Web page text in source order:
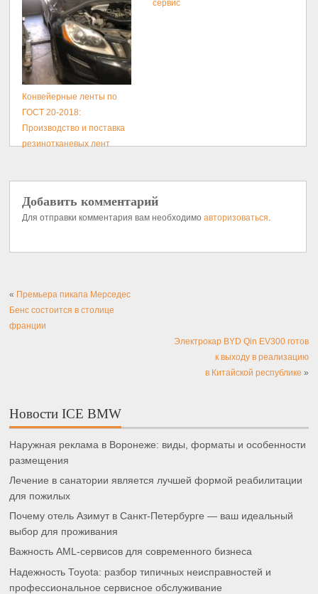
сервис
Конвейерные ленты по
ГОСТ 20-2018:
Производство и поставка
резинотканевых лент
Добавить комментарий
Для отправки комментария вам необходимоавторизоваться.
« Премьера пикапа Мерседес
Бенс состоится в столице
франции
Электрокар BYD Qin EV300 готов
к выходу в реализацию
в Китайской республике »
Новости ICE BMW
Наружная реклама в Воронеже: виды, форматы и особенности
размещения
Лечение в санатории является лучшей формой реабилитации
для пожилых
Почему отель Азимут в Санкт-Петербурге — ваш идеальный
выбор для проживания
Важность AML-сервисов для современного бизнеса
Надежность Toyota: разбор типичных неисправностей и
профессиональное сервисное обслуживание